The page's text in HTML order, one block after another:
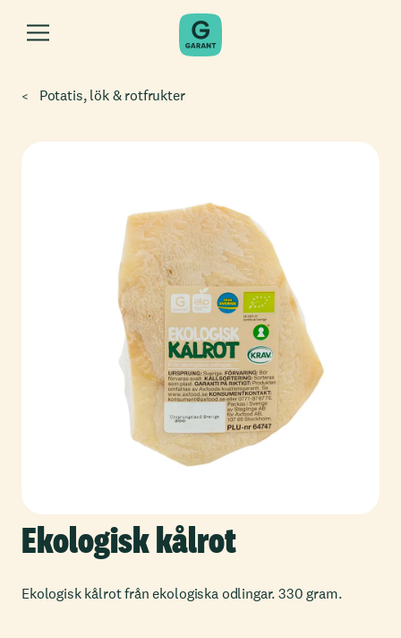
Potatis, lök & rotfrukter
Ekologisk kålrot
Ekologisk kålrot från ekologiska odlingar. 330 gram.